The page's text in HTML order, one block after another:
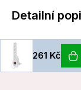
Detailní
261 Kč